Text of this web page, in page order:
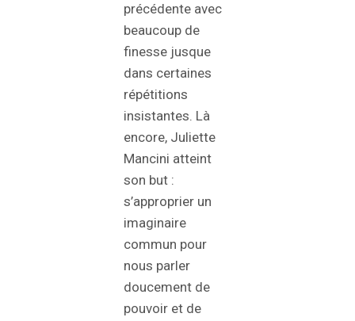
précédente avec
beaucoup de
finesse jusque
dans certaines
répétitions
insistantes. Là
encore, Juliette
Mancini atteint
son but :
s’approprier un
imaginaire
commun pour
nous parler
doucement de
pouvoir et de